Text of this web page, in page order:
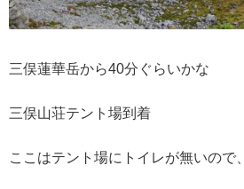
三俣蓮華岳から40分ぐらいかな
三俣山荘テント場到着
ここはテント場にトイレが無いので、